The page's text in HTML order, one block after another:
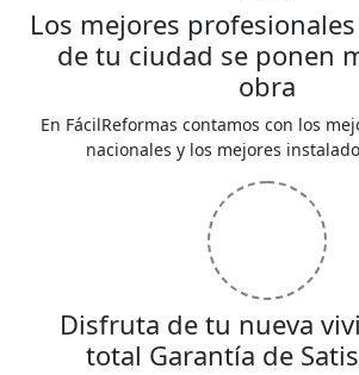
Los mejores
de tu ciudad se ponen
obra
En FácilReformas contamos con los
nacionales y los mejores
Disfruta de tu nueva
total Garantía de